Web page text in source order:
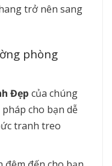
trở nên sang
phòng
Đẹp của chúng
cho bạn dễ
tranh treo